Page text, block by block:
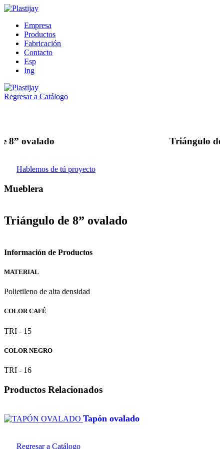
Empresa
Productos
Fabricación
Contacto
Esp
Ing
Regresar a Catálogo
8” ovalado triángulo
Hablemos de tú proyecto
Mueblera
triángulo de 8” ovalado
Información de Productos
MATERIAL
Polietileno de alta densidad
COLOR CAFÉ
TRI - 15
COLOR NEGRO
TRI - 16
Productos Relacionados
tapón ovalado
Regresar a Catálogo